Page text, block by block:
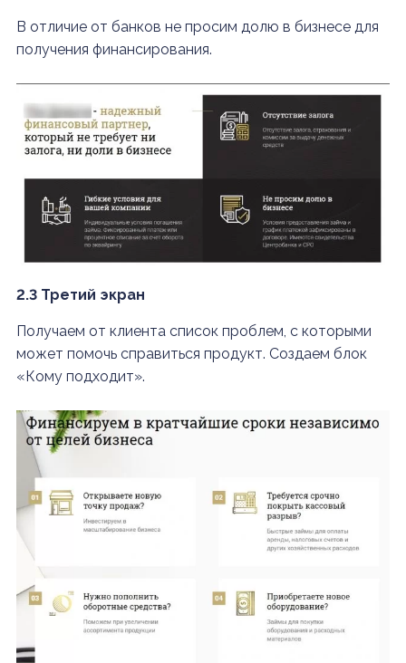
В отличие от банков не просим долю в бизнесе для
получения финансирования.
2.3 Третий экран
Получаем от клиента список проблем, с которыми
может помочь справиться продукт. Создаем блок
«Кому подходит».